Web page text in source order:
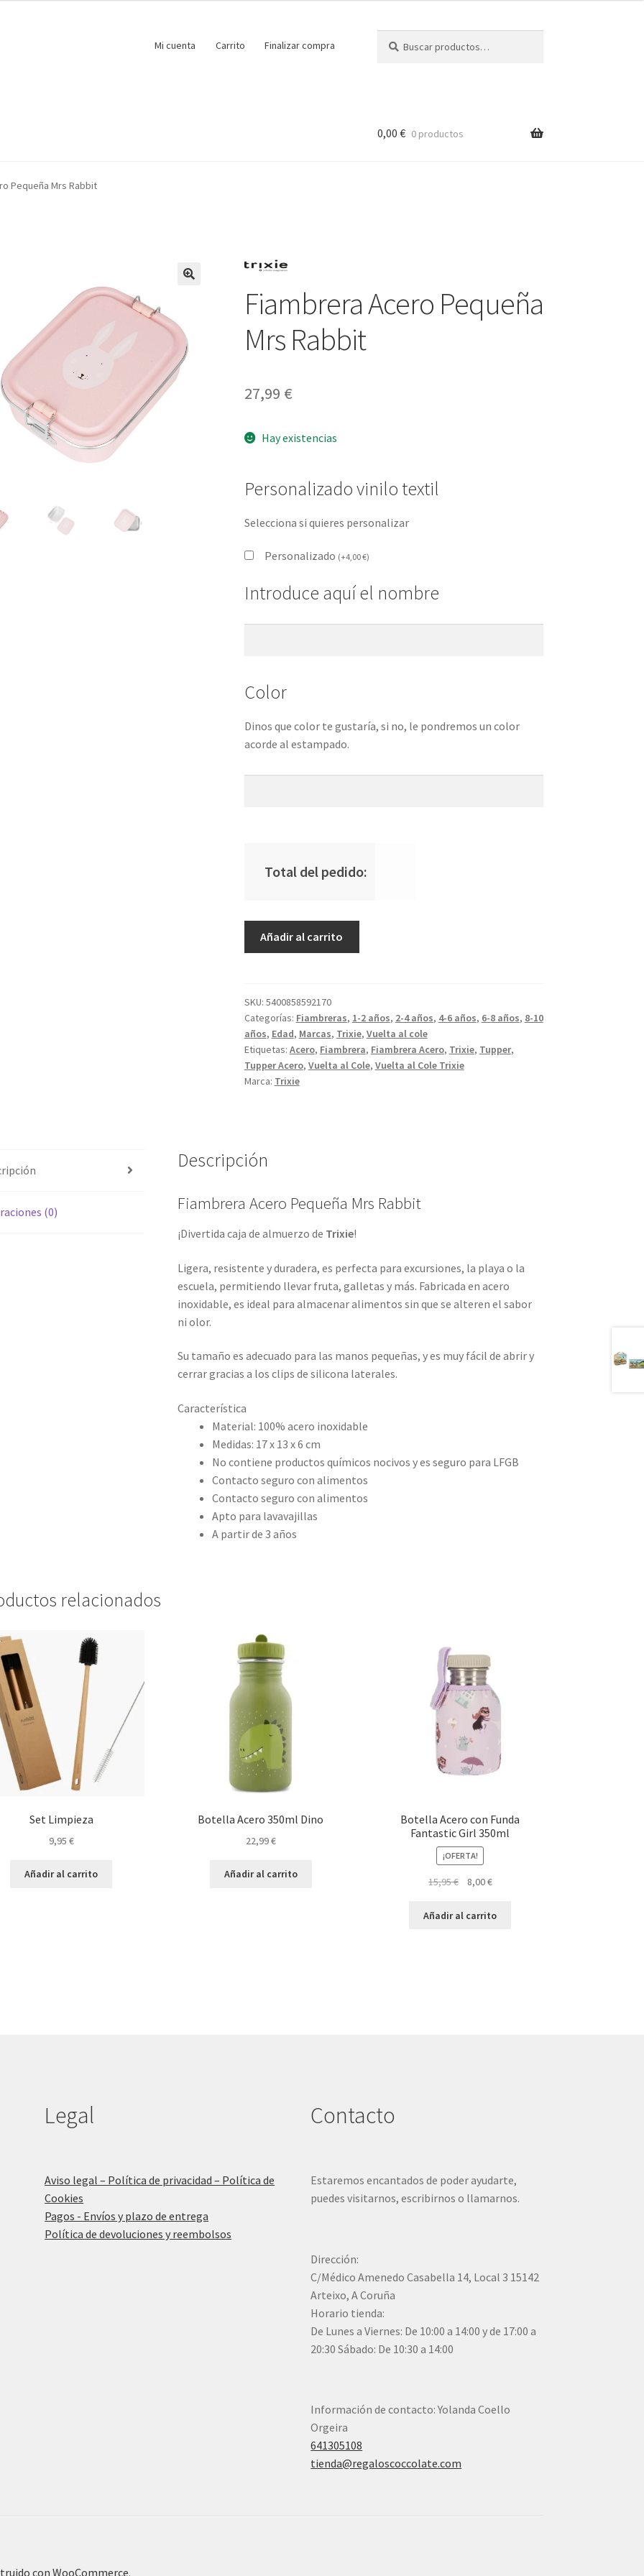
Mi cuenta Carrito Finalizar compra
por:
0,00 € 0 productos
Pequeña Mrs Rabbit
Fiambrera Acero Pequeña
Mrs Rabbit
27,99 €
Hay existencias
Personalizado vinilo textil
Selecciona si quieres personalizar
Personalizado (+4,00€)
Introduce aquí el nombre
Color
Dinos que color te gustaría, si no, le pondremos un color
acorde al estampado.
Total del pedido:
Rabbit
cantidad
Añadir al carrito
SKU: 5400858592170
Categorías: Fiambreras, 1-2 años, 2-4 años, 4-6 años, 6-8 años, 8-10
años, Edad, Marcas, Trixie, Vuelta al cole
Etiquetas: Acero, Fiambrera, Fiambrera Acero, Trixie, Tupper,
Tupper Acero, Vuelta al Cole, Vuelta al Cole Trixie
Marca: Trixie
(0)
Descripción
Fiambrera Acero Pequeña Mrs Rabbit
¡Divertida caja de almuerzo de Trixie!
Ligera, resistente y duradera, es perfecta para excursiones, la playa o la
escuela, permitiendo llevar fruta, galletas y más. Fabricada en acero
inoxidable, es ideal para almacenar alimentos sin que se alteren el sabor
ni olor.
Su tamaño es adecuado para las manos pequeñas, y es muy fácil de abrir y
cerrar gracias a los clips de silicona laterales.
Característica
Material: 100% acero inoxidable
Medidas: 17 x 13 x 6 cm
No contiene productos químicos nocivos y es seguro para LFGB
Contacto seguro con alimentos
Contacto seguro con alimentos
Apto para lavavajillas
A partir de 3 años
relacionados
Set Limpieza
9,95 €
Añadir al carrito
Botella Acero 350ml Dino
22,99€
Añadir al carrito
Botella Acero con Funda
Fantastic Girl 350ml
¡OFERTA!
15,95€
original
8,00€El
actual
Añadir al carrito
Legal
Aviso legal – Política de privacidad – Política de
Cookies
Pagos - Envíos y plazo de entrega
Política de devoluciones y reembolsos
Contacto
Estaremos encantados de poder ayudarte,
puedes visitarnos, escribirnos o llamarnos.
Dirección:
C/Médico Amenedo Casabella 14, Local 3 15142
Arteixo, A Coruña
Horario tienda:
De Lunes a Viernes: De 10:00 a 14:00 y de 17:00 a
20:30 Sábado: De 10:30 a 14:00
Información de contacto: Yolanda Coello
Orgeira
641305108
tienda@regaloscoccolate.com
con WooCommerce.